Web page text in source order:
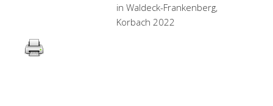
in Waldeck-Frankenberg,
Korbach 2022